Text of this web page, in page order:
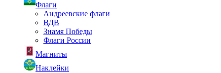
Флаги
Андреевские флаги
ВДВ
Знамя Победы
Флаги России
Магниты
Наклейки